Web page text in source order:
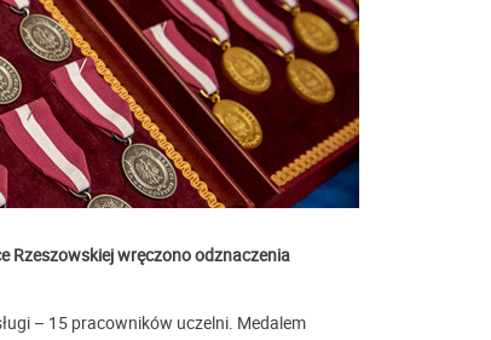
Rzeszowskiej wręczono odznaczenia
– 15 pracowników uczelni. Medalem